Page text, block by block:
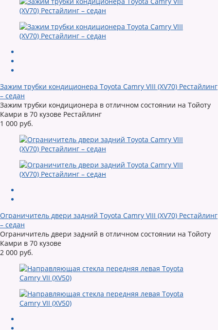
Зажим трубки кондиционера Toyota Camry VIII (XV70) Рестайлинг
– седан
Зажим трубки кондиционера в отличном состоянии на Тойоту
Камри в 70 кузове Рестайлинг
1 000 руб.
Ограничитель двери задний Toyota Camry VIII (XV70) Рестайлинг
– седан
Ограничитель двери задний в отличном состоянии на Тойоту
Камри в 70 кузове
2 000 руб.